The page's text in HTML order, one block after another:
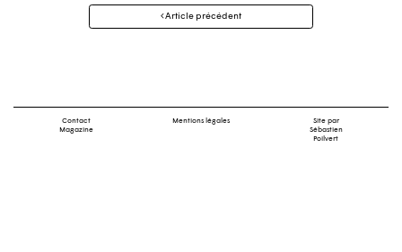
Navigation
Article précédent
Contact
Magazine
Mentions légales
Site par
Sébastien
Poilvert